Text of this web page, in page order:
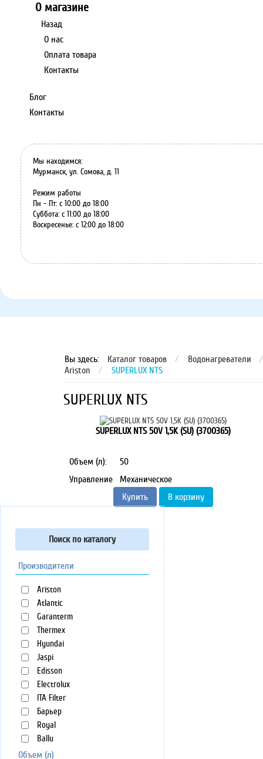
О магазине
Назад
О нас
Оплата товара
Контакты
Блог
Контакты
Мы находимся:
Мурманск, ул. Сомова, д. 11
Режим работы
Пн - Пт: с 10:00 до 18:00
Суббота: с 11:00 до 18:00
Воскресенье: с 12:00 до 18:00
Вы здесь: Каталог товаров / Водонагреватели
/
Ariston
/ SUPERLUX NTS
SUPERLUX NTS
SUPERLUX NTS 50V 1,5K (SU) (3700365)
Объем (л):
50
Управление
Механическое
Купить
В корзину
Поиск по каталогу
Производители
Ariston
Atlantic
Garanterm
Thermex
Hyundai
Jaspi
Edisson
Electrolux
ITA Filter
Барьер
Royal
Ballu
Объем (л)